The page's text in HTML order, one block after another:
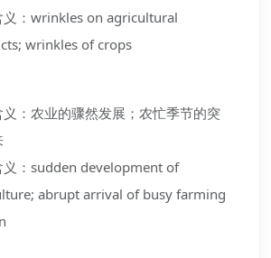
义：wrinkles on agricultural
wrinkles of crops
：农业的骤然发展；农忙季节的突
义：sudden development of
abrupt arrival of busy farming